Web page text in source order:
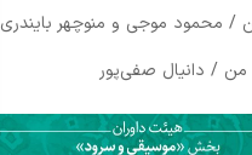
/ محمود موجی و منوچهر بایندری
/ دانیال صفی‌پور